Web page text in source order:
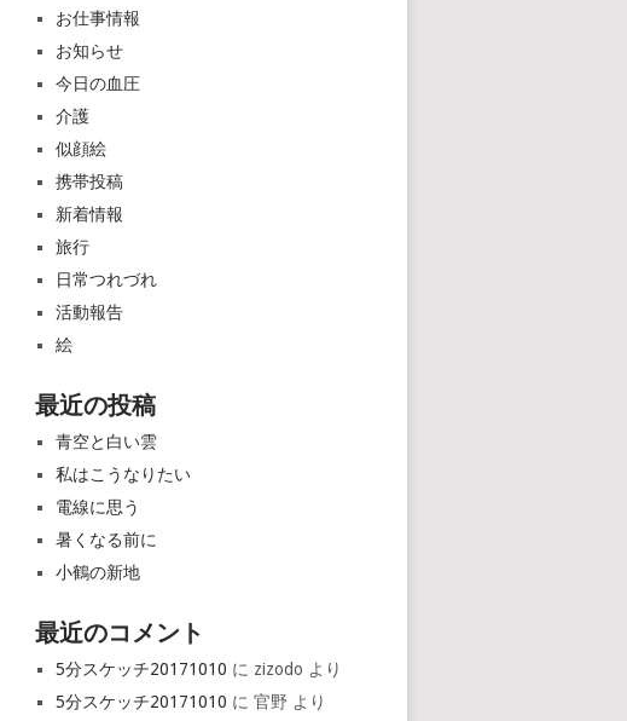
お仕事情報
お知らせ
今日の血圧
介護
似顔絵
携帯投稿
新着情報
旅行
日常つれづれ
活動報告
絵
最近の投稿
青空と白い雲
私はこうなりたい
電線に思う
暑くなる前に
小鶴の新地
最近のコメント
5分スケッチ20171010 に zizodo より
5分スケッチ20171010 に官野 より